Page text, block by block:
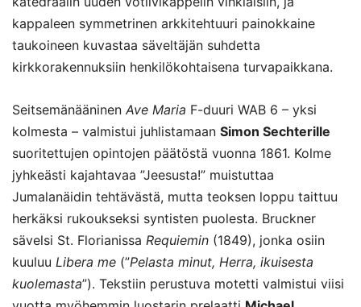
kappaleen symmetrinen arkkitehtuuri painokkaine
taukoineen kuvastaa säveltäjän suhdetta
kirkkorakennuksiin henkilökohtaisena turvapaikkana.
Seitsemänääninen Ave Maria F-duuri WAB 6 – yksi
kolmesta – valmistui juhlistamaan Simon Sechterille
suoritettujen opintojen päätöstä vuonna 1861. Kolme
jyhkeästi kajahtavaa ”Jeesusta!” muistuttaa
Jumalanäidin tehtävästä, mutta teoksen loppu taittuu
herkäksi rukoukseksi syntisten puolesta. Bruckner
sävelsi St. Florianissa Requiemin (1849), jonka osiin
kuuluu Libera me (”Pelasta minut, Herra, ikuisesta
kuolemasta”). Tekstiin perustuva motetti valmistui viisi